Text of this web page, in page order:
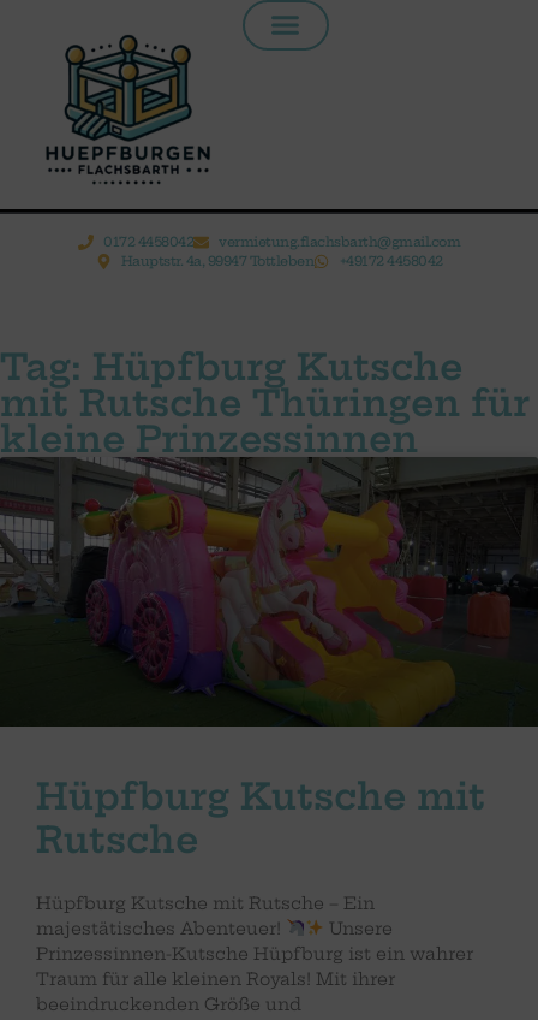
0172 4458042
vermietung.flachsbarth@gmail.com
Hauptstr. 4a, 99947 Tottleben
+49172 4458042
Tag: Hüpfburg Kutsche
mit Rutsche Thüringen für
kleine Prinzessinnen
Hüpfburg Kutsche mit
Rutsche
Hüpfburg Kutsche mit Rutsche – Ein
majestätisches Abenteuer!
Unsere
Prinzessinnen-Kutsche Hüpfburg ist ein wahrer
Traum für alle kleinen Royals! Mit ihrer
beeindruckenden Größe und